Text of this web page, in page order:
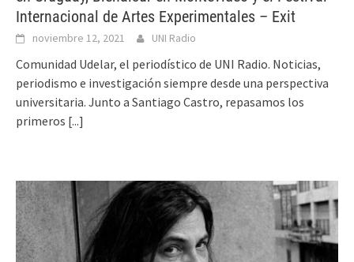
Internacional de Artes Experimentales – Exit
noviembre 12, 2021 UNI Radio
Comunidad Udelar, el periodístico de UNI Radio. Noticias,
periodismo e investigación siempre desde una perspectiva
universitaria. Junto a Santiago Castro, repasamos los
primeros [...]